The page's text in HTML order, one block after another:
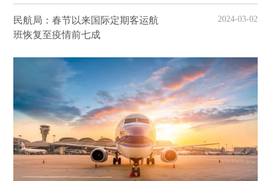
民航局：春节以来国际定期客运航
班恢复至疫情前七成
2024-03-02